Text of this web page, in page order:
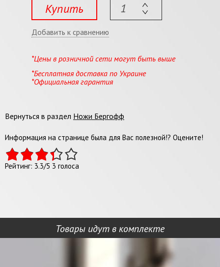
Купить
Добавить к сравнению
*Цены в розничной сети могут быть выше
*Бесплатная доставка по Украине
*Официальная гарантия
Вернуться в раздел Ножи Бергофф
Информация на странице была для Вас полезной!? Оцените!
Рейтинг: 3.3/5 3 голоса
Товары идут в комплекте